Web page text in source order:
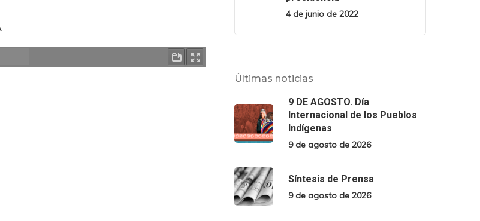
4 de junio de 2022
Últimas noticias
9 DE AGOSTO. Día
Internacional de los Pueblos
Indígenas
9 de agosto de 2026
Síntesis de Prensa
9 de agosto de 2026